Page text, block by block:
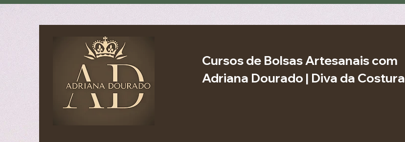
Cursos de Bolsas Artesanais com
Adriana Dourado | Diva da Costura